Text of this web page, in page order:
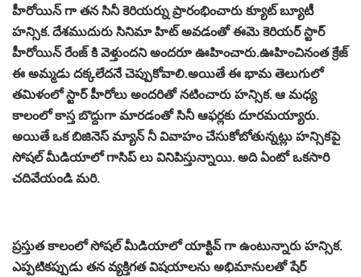
హీరోయిన్ గా తన సినీ కెరియర్ను ప్రారంభించారు క్యూట్ బ్యూటీ
హన్సిక. దేశముదురు సినిమా హిట్ అవడంతో ఈమె కెరియర్ స్టార్
హీరోయిన్ రేంజ్ కి వెళ్తుందని అందరూ ఊహించారు.ఊహించినంత క్రేజ్
ఈ అమ్మడు దక్కలేదనే చెప్పుకోవాలి.అయితే ఈ భామ తెలుగులో
తమిళంలో స్టార్ హీరోలు అందరితో నటించారు హన్సిక. ఆ మధ్య
కాలంలో కాస్త బొద్దుగా మారడంతో సినీ ఆఫర్లకు దూరమయ్యారు.
అయితే ఒక బిజినెస్ మ్యాన్ నీ వివాహం చేసుకోబోతున్నట్లు హన్సికపై
సోషల్ మీడియాలో గాసిప్ లు వినిపిస్తున్నాయి. అది ఏంటో ఒకసారి
చదివేయండి మరి.
ప్రస్తుత కాలంలో సోషల్ మీడియాలో యాక్టివ్ గా ఉంటున్నారు హన్సిక.
ఎప్పటికప్పుడు తన వ్యక్తిగత విషయాలను అభిమానులతో షేర్